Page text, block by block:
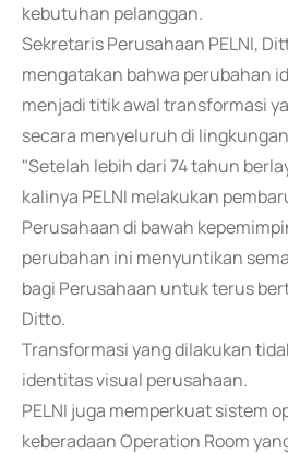
kebutuhan pelanggan.
Sekretaris Perusahaan PELNI,
mengatakan bahwa perubahan
menjadi titik awal transformasi
secara menyeluruh di lingkungan
"Setelah lebih dari 74 tahun
kalinya PELNI melakukan
Perusahaan di bawah
perubahan ini menyuntikan
bagi Perusahaan untuk terus
Ditto.
Transformasi yang dilakukan
identitas visual perusahaan.
PELNI juga memperkuat sistem
keberadaan Operation Room